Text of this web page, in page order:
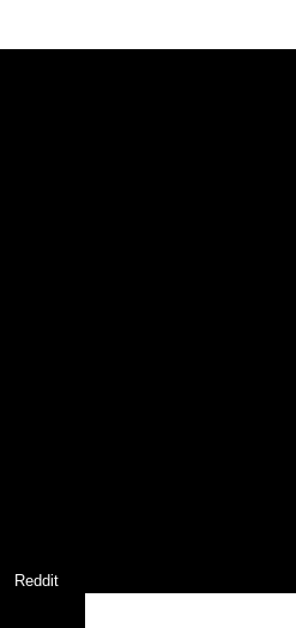
Reddit